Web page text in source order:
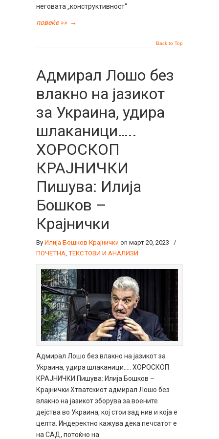
неговата „конструктивност“
повеќе »» →
Back to Top
Адмирал Лошо без
влакно на јазикот
за Украина, удира
шлаканици…..
ХОРОСКОП
КРАЈНИЧКИ
Пишува: Илија
Бошков –
Крајнички
By Илија Бошков Крајнички on март 20, 2023
/
ПОЧЕТНА ТЕКСТОВИ И АНАЛИЗИ
Адмирал Лошо без влакно на јазикот за
Украина, удира шлаканици….. ХОРОСКОП
КРАЈНИЧКИ Пишува: Илија Бошков –
Крајнички Хтватскиот адмирал Лошо без
влакно на јазикот зборува за воените
дејства во Украина, кој стои зад нив и која е
целта. Индеректно кажува дека печсатот е
на САД, потоќно на